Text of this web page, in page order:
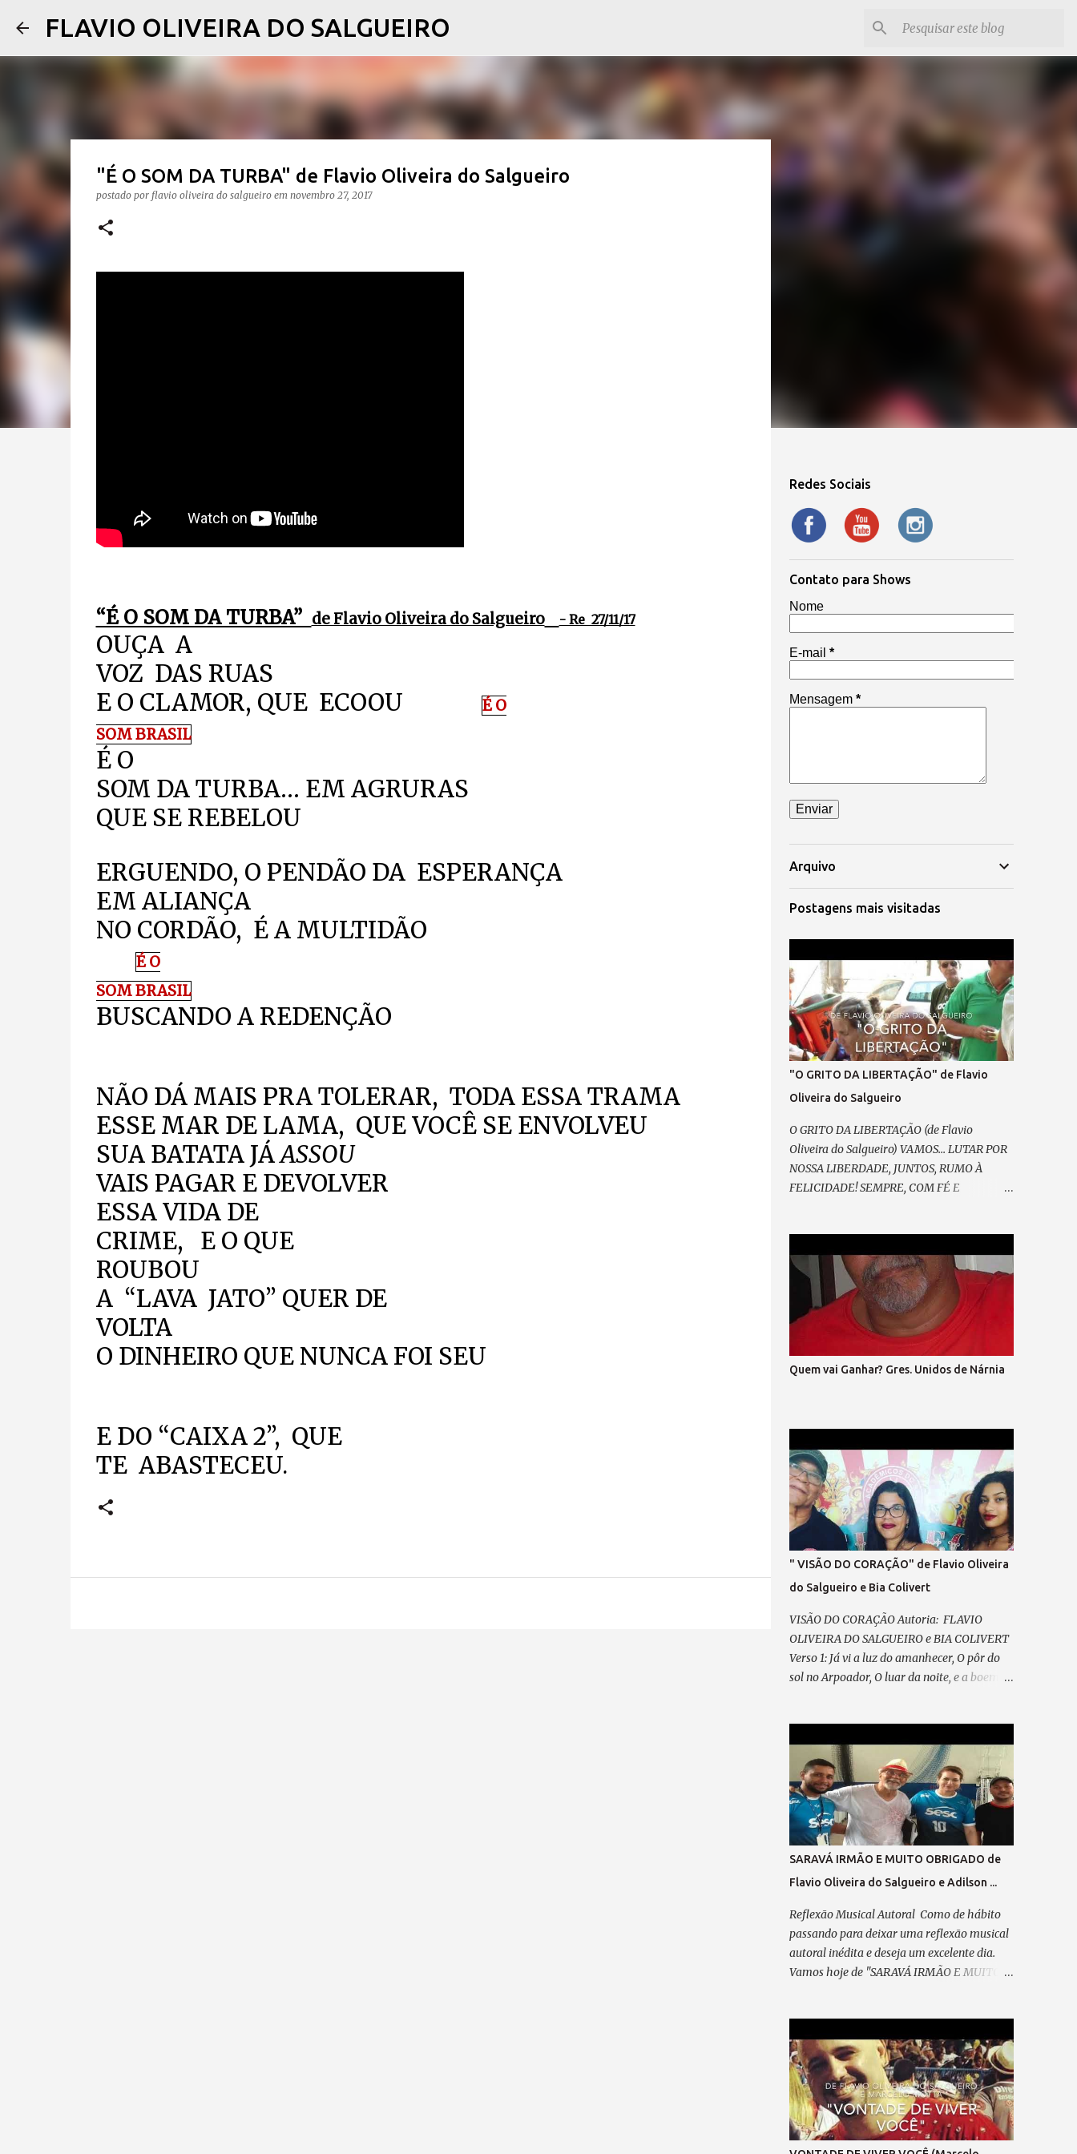
FLAVIO OLIVEIRA DO SALGUEIRO
"É O SOM DA TURBA" de Flavio Oliveira do Salgueiro
postado por flavio oliveira do salgueiro em novembro 27, 2017
“É O SOM DA TURBA” de Flavio Oliveira do Salgueiro - Re 27/11/17
OUÇA A
VOZ DAS RUAS
E O CLAMOR, QUE ECOOU
É O
SOM BRASIL
É O
SOM DA TURBA… EM AGRURAS
QUE SE REBELOU
ERGUENDO, O PENDÃO DA ESPERANÇA
EM ALIANÇA
NO CORDÃO, É A MULTIDÃO
É O
SOM BRASIL
BUSCANDO A REDENÇÃO
NÃO DÁ MAIS PRA TOLERAR, TODA ESSA TRAMA
ESSE MAR DE LAMA, QUE VOCÊ SE ENVOLVEU
SUA BATATA JÁASSOU
VAIS PAGAR E DEVOLVER
ESSA VIDA DE
CRIME, E O QUE
ROUBOU
A “LAVA JATO” QUER DE
VOLTA
O DINHEIRO QUE NUNCA FOI SEU
E DO “CAIXA 2”, QUE
TE ABASTECEU.
Redes Sociais
Contato para Shows
Nome
E-mail *
Mensagem *
Arquivo
Postagens mais visitadas
"O GRITO DA LIBERTAÇÃO" de Flavio
Oliveira do Salgueiro
O GRITO DA LIBERTAÇÃO (de Flavio
Oliveira do Salgueiro) VAMOS... LUTAR POR
NOSSA LIBERDADE, JUNTOS, RUMO À
FELICIDADE! SEMPRE, COM FÉ E
EXPANDIR CONFIANÇA. E GRITAR, PELO
FIM DA MORDAÇA, ESPALHAR PELA
PRAÇA O SOFRIMENTO DA MASSA; VEM
PRA RUA, VEM CANTAR, NOSSO SONHO VAI
BRILHAR! (refrão 1) DE MÃOS DADAS, DE
CORAÇÃO, O GRITO DA LIBERTAÇÃO ! E
ENTÃO, VAMOS VOLTAR A SORRIR, SEM
DIREITO, O FIM DA VINGANÇA, E DO
PRECONCEITO! A LEI MAIOR TRIUNFAR O
PAIS EM HARMONIA, VIVER, DE TODO, A
CIDADANIA VEM PRA RUA, VEM LUTAR,
NOSSA VOZ VAI ECOAR!, LIBERDADE ... É O
NOSSO CHÃO , (refrão final – em coro)
REFRÃO... ASPIRAÇÃO DESSA NAÇÃO...
Quem vai Ganhar? Gres. Unidos de Nárnia
" VISÃO DO CORAÇÃO" de Flavio Oliveira
do Salgueiro e Bia Colivert
VISÃO DO CORAÇÃO Autoria: FLAVIO
OLIVEIRA DO SALGUEIRO e BIA COLIVERT
Verso 1: Já vi a luz do amanhecer, O pôr do
sol no Arpoador, O luar da noite, e a boemia,
angústia e de alegria Pré-refrão 1: Não posso
reclamar, Nem me perder em lamentação,
Agradeço sempre ao “Senhor”, Por cada
passo em minha direção. Refrão 1: A visão
do coração... Vê mais do que qualquer olhar.
Há quem enxerga com o instinto, E faz da
ABSINTO; Dos CHAKRAS, a luz a lhe guiar.
Feliz, é quem consegue enxergar Muito além
do que se pode observar; Verso 2: Já desfilei
na Avenida, Pela minha escola querida,
Escrevi o livro da minha vida, Plantei, colhi e
lamentação, Agradeço sempre ao “Senhor”,
Por cada passo em minha direção. Refrão 2:
A visão do coração... Vê mais do q...
SARAVÁ IRMÃO E MUITO OBRIGADO de
Flavio Oliveira do Salgueiro e Adilson ...
Reflexão Musical Autoral Como de hábito
passando para deixar uma reflexão musical
autoral inédita e deseja um excelente dia.
Vamos hoje de "SARAVÁ IRMÃO E MUITO
Marechal e Flavio Oliveira do Salgueiro)
09/04/2025 Parceiro,vem concluir este
samba que meditei... Pensando em ti, com
devoção. A caneta, um cavaquinho e o violão
— Te esperam pra dedilhar As belas notas
que brotam do teu coração. A poesia,